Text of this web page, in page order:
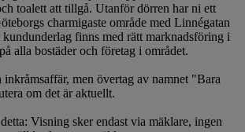
toalett att tillgå. Utanför dörren har ni ett
charmigaste område med Linnégatan
kundunderlag finns med rätt marknadsföring i
alla bostäder och företag i området.
inkråmsaffär, men övertag av namnet "Bara
om det är aktuellt.
Visning sker endast via mäklare, ingen